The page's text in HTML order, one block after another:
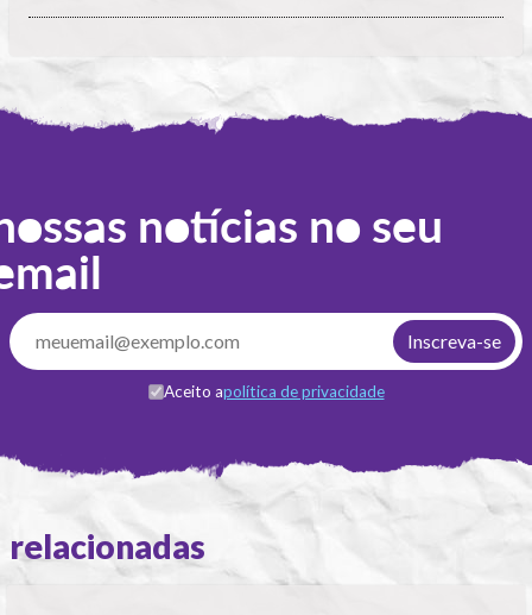
notícias no seu
Aceito apolítica de privacidade
relacionadas